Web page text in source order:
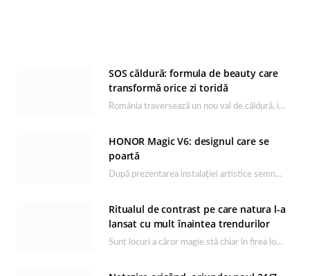
SOS căldură: formula de beauty care
transformă orice zi toridă
România traversează un nou val de căldură, iar rutina de îngrijire capătă un rol esențial…
HONOR Magic V6: designul care se
poartă
După prezentarea instalației artistice semnată de Catrinel Săbăciag în cadrul evenimentului de lansare HONOR Magic…
Ritualul de contrast pe care natura l-a
lansat cu mult înaintea trendurilor
Sunt locuri a căror magie stă chiar în firea lor naturală, iar Lacul Ursu din…